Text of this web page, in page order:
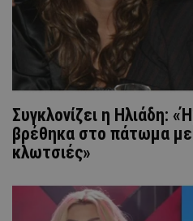
Συγκλονίζει η Ηλιάδη:
βρέθηκα στο πάτωμα με
κλωτσιές»